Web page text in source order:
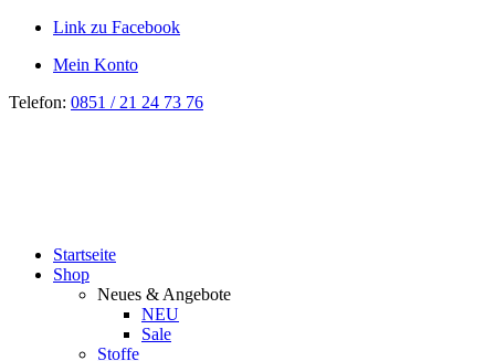
Link zu Facebook
Mein Konto
Telefon: 0851 / 21 24 73 76
Startseite
Shop
Neues & Angebote
NEU
Sale
Stoffe